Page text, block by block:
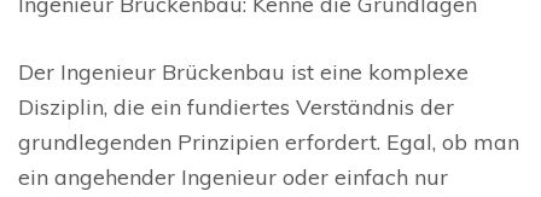
Der Ingenieur Brückenbau ist eine komplexe
Disziplin, die ein fundiertes Verständnis der
grundlegenden Prinzipien erfordert. Egal, ob man
ein angehender Ingenieur oder einfach nur